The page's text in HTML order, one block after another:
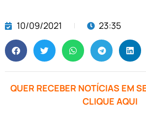
10/09/2021 23:35
QUER RECEBER NOTÍCIAS EM
CLIQUE AQUI